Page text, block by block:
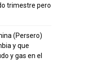
trimestre pero
(Persero)
y que
y gas en el